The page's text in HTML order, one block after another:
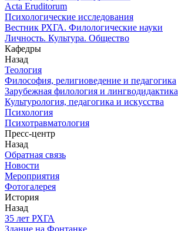
Acta Eruditorum
Психологические исследования
Вестник РХГА. Филологические науки
Личность. Культура. Общество
Кафедры
Назад
Теология
Философия, религиоведение и педагогика
Зарубежная филология и лингводидактика
Культурология, педагогика и искусства
Психология
Психотравматология
Пресс-центр
Назад
Обратная связь
Новости
Мероприятия
Фотогалерея
История
Назад
З5 лет РХГА